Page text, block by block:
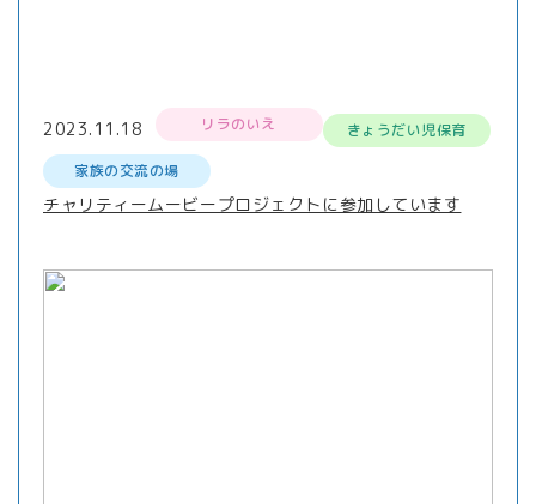
2023.11.18 リラのいえ
きょうだい児保育
家族の交流の場
チャリティームービープロジェクトに参加しています